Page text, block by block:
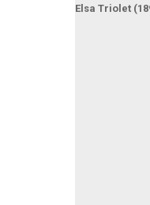
Elsa Triolet